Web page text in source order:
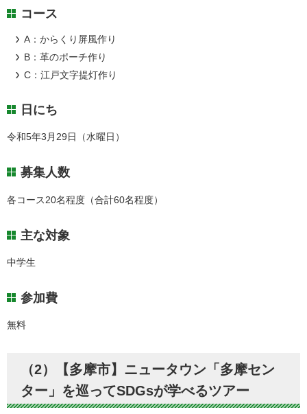
コース
A：からくり屏風作り
B：革のポーチ作り
C：江戸文字提灯作り
日にち
令和5年3月29日（水曜日）
募集人数
各コース20名程度（合計60名程度）
主な対象
中学生
参加費
無料
（2）【多摩市】ニュータウン「多摩セン
ター」を巡ってSDGsが学べるツアー